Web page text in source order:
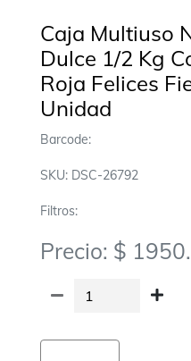
Caja Multiuso
Dulce 1/2 Kg
Roja Felices
Unidad
Barcode:
SKU: DSC-26792
Filtros:
Precio: $